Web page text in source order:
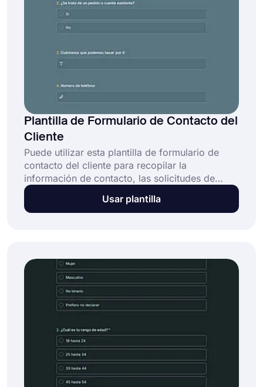
Plantilla de Formulario de Contacto del
Cliente
Puede utilizar esta plantilla de formulario de
contacto del cliente para recopilar la
información de contacto, las solicitudes de
servicio y los comentarios de sus clientes. Un
formulario de contacto con el cliente bien
sentirá aún mejor!
Usar plantilla